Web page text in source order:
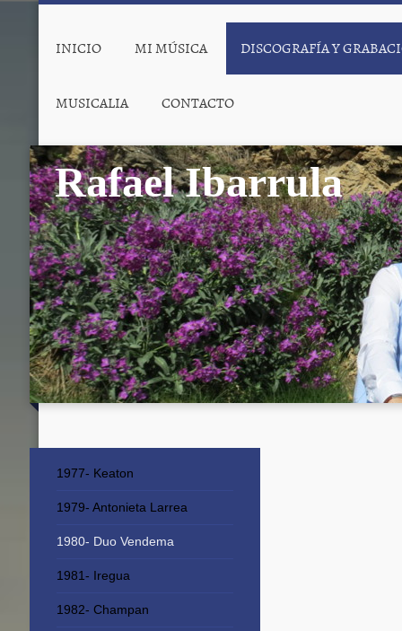
INICIO MI MÚSICA DISCOGRAFÍA Y
MUSICALIA CONTACTO
Rafael Ibarrula
1977- Keaton
1979- Antonieta Larrea
1980- Duo Vendema
1981- Iregua
1982- Champan